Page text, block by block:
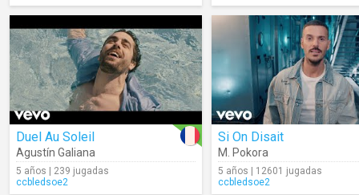
Duel Au Soleil
Agustín Galiana
5 años | 239 jugadas
ccbledsoe2
Si On Disait
M. Pokora
5 años | 12601 jugadas
ccbledsoe2